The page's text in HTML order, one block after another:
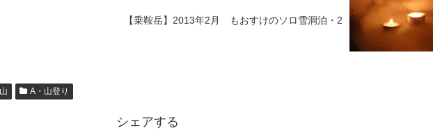
【乗鞍岳】2013年2月 もおすけのソロ雪洞泊・2
A・山登り
シェアする